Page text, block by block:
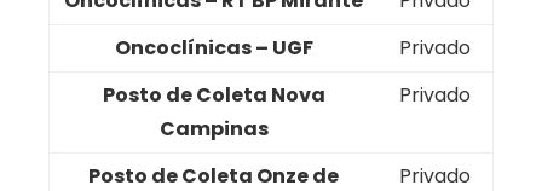
Oncoclínicas – UGF
Privado
Posto de Coleta Nova
Campinas
Privado
Posto de Coleta Onze de
Privado